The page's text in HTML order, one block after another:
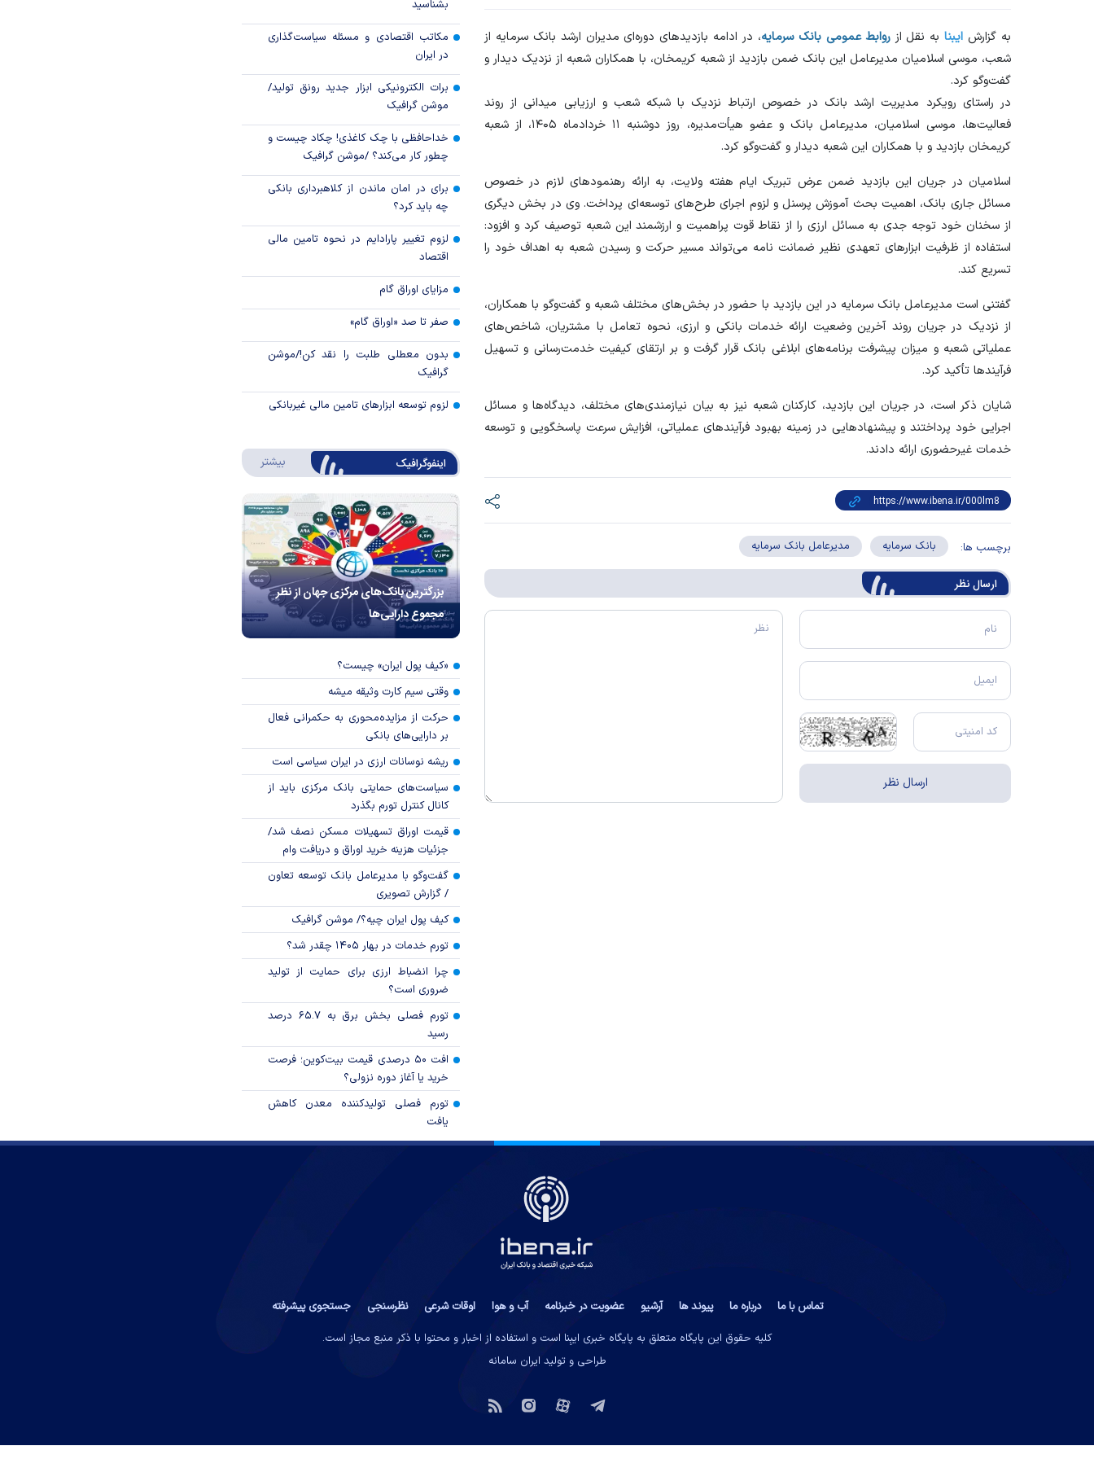
به گزارش ایبنا به نقل ازروابط عمومی بانک سرمایه، در ادامه بازدید‌های دوره‌ای مدیران ارشد بانک سرمایه از
شعب، موسی اسلامیان مدیرعامل این بانک ضمن بازدید از شعبه کریمخان، با همکاران شعبه از نزدیک دیدار و
گفت‌و‌گو کرد.
در راستای رویکرد مدیریت ارشد بانک در خصوص ارتباط نزدیک با شبکه شعب و ارزیابی میدانی از روند
فعالیت‌ها، موسی اسلامیان، مدیرعامل بانک و عضو هیأت‌مدیره، روز دوشنبه ۱۱ خردادماه ۱۴۰۵، از شعبه
کریمخان بازدید و با همکاران این شعبه دیدار و گفت‌و‌گو کرد.
اسلامیان در جریان این بازدید ضمن عرض تبریک ایام هفته ولایت، به ارائه رهنمود‌های لازم در خصوص
مسائل جاری بانک، اهمیت بحث آموزش پرسنل و لزوم اجرای طرح‌های توسعه‌ای پرداخت. وی در بخش دیگری
از سخنان خود توجه جدی به مسائل ارزی را از نقاط قوت پراهمیت و ارزشمند این شعبه توصیف کرد و افزود:
استفاده از ظرفیت ابزار‌های تعهدی نظیر ضمانت نامه می‌تواند مسیر حرکت و رسیدن شعبه به اهداف خود را
تسریع کند.
گفتنی است مدیرعامل بانک سرمایه در این بازدید با حضور در بخش‌های مختلف شعبه و گفت‌و‌گو با همکاران،
از نزدیک در جریان روند آخرین وضعیت ارائه خدمات بانکی و ارزی، نحوه تعامل با مشتریان، شاخص‌های
عملیاتی شعبه و میزان پیشرفت برنامه‌های ابلاغی بانک قرار گرفت و بر ارتقای کیفیت خدمت‌رسانی و تسهیل
فرآیند‌ها تأکید کرد.
شایان ذکر است، در جریان این بازدید، کارکنان شعبه نیز به بیان نیازمندی‌های مختلف، دیدگاه‌ها و مسائل
اجرایی خود پرداختند و پیشنهاد‌هایی در زمینه بهبود فرآیند‌های عملیاتی، افزایش سرعت پاسخگویی و توسعه
خدمات غیرحضوری ارائه دادند.
برچسب ها: بانک سرمایه مدیرعامل بانک سرمایه
ارسال‌ نظر
قیمت دلار و یورو مرکز مبادله ایران؛
امروز پنجشنبه ۱۵ مرداد ۱۴۰۵
سقوط ارزهای صادراتی در سیاهچاله
کارت‌های بازرگانی
بشناسید
مکاتب اقتصادی و مسئله سیاست‌گذاری
در ایران
برات الکترونیکی ابزار جدید رونق تولید/
موشن گرافیک
خداحافظی با چک کاغذی! چکاد چیست و
چطور کار می‌کند؟ /موشن گرافیک
برای در امان ماندن از کلاهبرداری بانکی
چه باید کرد؟
لزوم تغییر پارادایم در نحوه تامین مالی
اقتصاد
مزایای اوراق گام
صفر تا صد «اوراق گام»
بدون معطلی طلبت را نقد کن!/موشن
گرافیک
لزوم توسعه ابزارهای تامین مالی غیربانکی
اینفوگرافیک بیشتر درباره اینفوگرافیک
بزرگترین بانک‌های مرکزی جهان از نظر
مجموع دارایی‌ها
«کیف پول ایران» چیست؟
وقتی سیم کارت وثیقه میشه
حرکت از مزایده‌محوری به حکمرانی فعال
بر دارایی‌های بانکی
ریشه نوسانات ارزی در ایران سیاسی است
سیاست‌های حمایتی بانک مرکزی باید از
کانال کنترل تورم بگذرد
قیمت اوراق تسهیلات مسکن نصف شد/
جزئیات هزینه خرید اوراق و دریافت وام
گفت‌وگو با مدیرعامل بانک توسعه تعاون
/ گزارش تصویری
کیف پول ایران چیه؟/ موشن گرافیک
تورم خدمات در بهار ۱۴۰۵ چقدر شد؟
چرا انضباط ارزی برای حمایت از تولید
ضروری است؟
تورم فصلی بخش برق به ۶۵.۷ درصد
رسید
افت ۵۰ درصدی قیمت بیت‌کوین؛ فرصت
خرید یا آغاز دوره نزولی؟
تورم فصلی تولیدکننده معدن کاهش
یافت
تماس با ما درباره ما پیوند ها آرشیو عضویت در خبرنامه آب و هوا اوقات شرعی نظرسنجی
جستجوی پیشرفته
کلیه حقوق این پایگاه متعلق به پایگاه خبری ایبِنا است و استفاده از اخبار و محتوا با ذکر منبع مجاز است.
طراحی و تولید ایران سامانه